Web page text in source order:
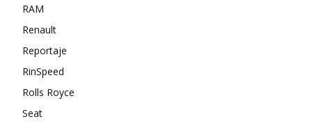
RAM
Renault
Reportaje
RinSpeed
Rolls Royce
Seat